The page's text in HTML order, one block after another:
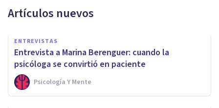
Artículos nuevos
ENTREVISTAS
Entrevista a Marina Berenguer: cuando la
psicóloga se convirtió en paciente
Psicología Y Mente